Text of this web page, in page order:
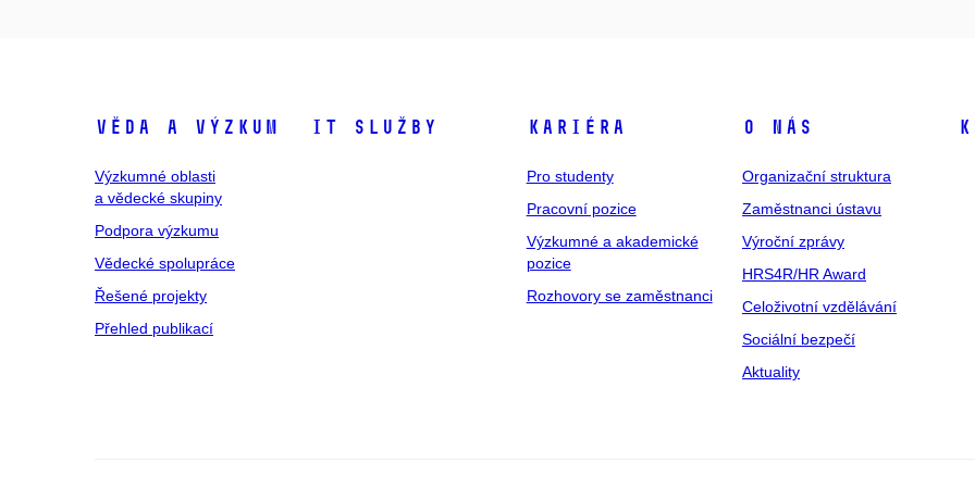
Věda a výzkum
Výzkumné oblasti
a vědecké skupiny
Podpora výzkumu
Vědecké spolupráce
Řešené projekty
Přehled publikací
IT služby Kariéra
Pro studenty
Pracovní pozice
Výzkumné a akademické
pozice
Rozhovory se zaměstnanci
O nás
Organizační struktura
Zaměstnanci ústavu
Výroční zprávy
HRS4R/HR Award
Celoživotní vzdělávání
Sociální bezpečí
Aktuality